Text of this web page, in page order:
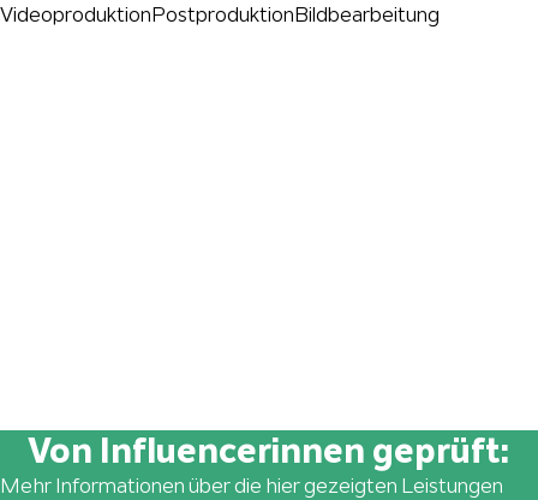
VideoproduktionPostproduktionBildbearbeitung
Von Influencerinnen geprüft:
Mehr Informationen über die hier gezeigten Leistungen